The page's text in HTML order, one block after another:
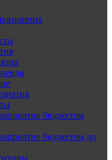
бюджетом
бюджетом до